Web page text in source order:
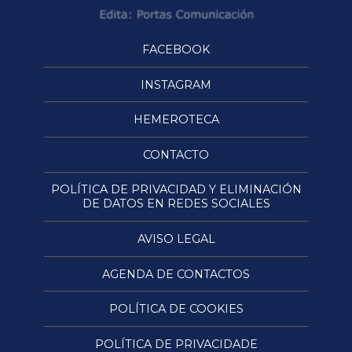
FACEBOOK
INSTAGRAM
HEMEROTECA
CONTACTO
POLÍTICA DE PRIVACIDAD Y ELIMINACIÓN
DE DATOS EN REDES SOCIALES
AVISO LEGAL
AGENDA DE CONTACTOS
POLÍTICA DE COOKIES
POLÍTICA DE PRIVACIDADE